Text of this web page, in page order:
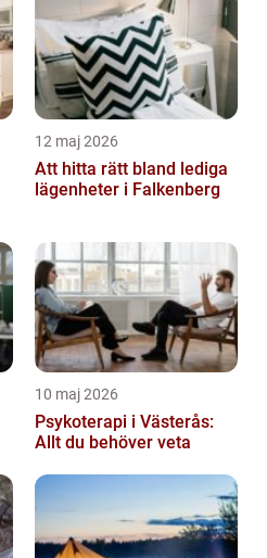
12 maj 2026
Att hitta rätt bland lediga
lägenheter i Falkenberg
10 maj 2026
Psykoterapi i Västerås:
Allt du behöver veta